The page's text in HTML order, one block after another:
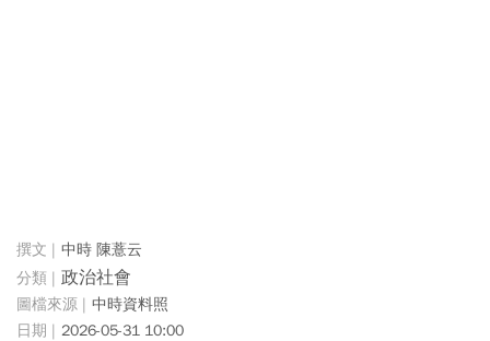
中時 陳薏云
政治社會
中時資料照
2026-05-31 10:00